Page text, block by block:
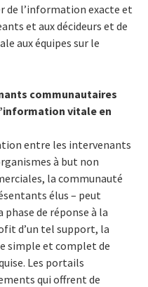
de l’information exacte et
et aux décideurs et de
aux équipes sur le
communautaires
vitale en
entre les intervenants
à but non
la communauté
élus – peut
de réponse à la
d’un tel support, la
simple et complet de
Les portails
qui offrent de